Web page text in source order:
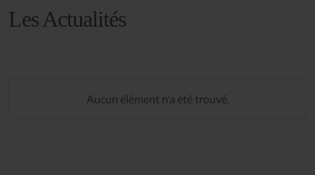
Les Actualités
Aucun élément n'a été trouvé.